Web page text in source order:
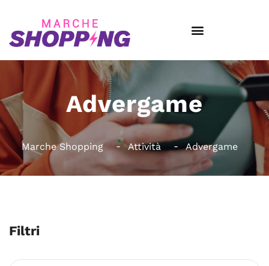
Advergame
Marche Shopping Attività Advergame
Filtri